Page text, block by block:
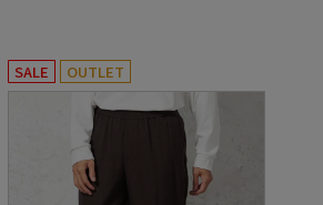
SALE OUTLET